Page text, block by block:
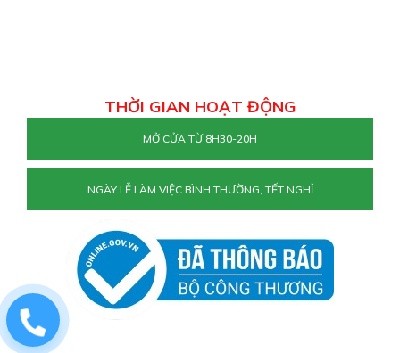
THỜI GIAN HOẠT ĐỘNG
MỞ CỬA TỪ 8H30-20H
NGÀY LỄ LÀM VIỆC BÌNH THƯỜNG, TẾT NGHỈ